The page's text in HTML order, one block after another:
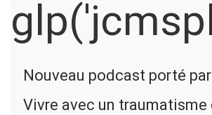
Nouveau podcast porté par
Vivre avec un traumatisme